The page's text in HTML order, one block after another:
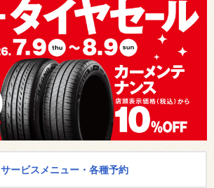
サービスメニュー・各種予約